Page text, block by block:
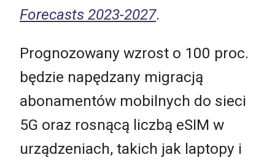
Forecasts 2023-2027.
Prognozowany wzrost o 100 proc.
będzie napędzany migracją
abonamentów mobilnych do sieci
5G oraz rosnącą liczbą eSIM w
urządzeniach, takich jak laptopy i